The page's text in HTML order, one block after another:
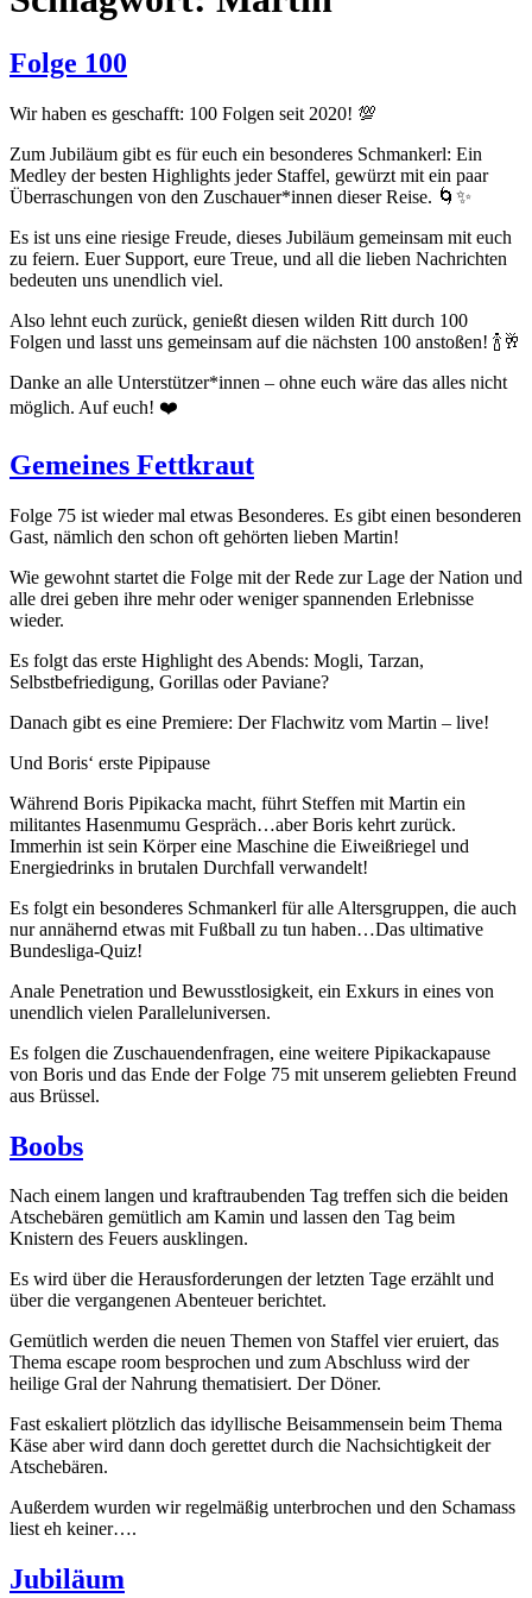
Folge 100
Wir haben es geschafft: 100 Folgen seit 2020! 💯
Zum Jubiläum gibt es für euch ein besonderes Schmankerl: Ein
Medley der besten Highlights jeder Staffel, gewürzt mit ein paar
Überraschungen von den Zuschauer*innen dieser Reise. 🌀✨
Es ist uns eine riesige Freude, dieses Jubiläum gemeinsam mit euch
zu feiern. Euer Support, eure Treue, und all die lieben Nachrichten
bedeuten uns unendlich viel.
Also lehnt euch zurück, genießt diesen wilden Ritt durch 100
Folgen und lasst uns gemeinsam auf die nächsten 100 anstoßen! 🍾🥂
Danke an alle Unterstützer*innen – ohne euch wäre das alles nicht
möglich. Auf euch! ❤️
Gemeines Fettkraut
Folge 75 ist wieder mal etwas Besonderes. Es gibt einen besonderen
Gast, nämlich den schon oft gehörten lieben Martin!
Wie gewohnt startet die Folge mit der Rede zur Lage der Nation und
alle drei geben ihre mehr oder weniger spannenden Erlebnisse
wieder.
Es folgt das erste Highlight des Abends: Mogli, Tarzan,
Selbstbefriedigung, Gorillas oder Paviane?
Danach gibt es eine Premiere: Der Flachwitz vom Martin – live!
Und Boris‘ erste Pipipause
Während Boris Pipikacka macht, führt Steffen mit Martin ein
militantes Hasenmumu Gespräch…aber Boris kehrt zurück.
Immerhin ist sein Körper eine Maschine die Eiweißriegel und
Energiedrinks in brutalen Durchfall verwandelt!
Es folgt ein besonderes Schmankerl für alle Altersgruppen, die auch
nur annähernd etwas mit Fußball zu tun haben…Das ultimative
Bundesliga-Quiz!
Anale Penetration und Bewusstlosigkeit, ein Exkurs in eines von
unendlich vielen Paralleluniversen.
Es folgen die Zuschauendenfragen, eine weitere Pipikackapause
von Boris und das Ende der Folge 75 mit unserem geliebten Freund
aus Brüssel.
Boobs
Nach einem langen und kraftraubenden Tag treffen sich die beiden
Atschebären gemütlich am Kamin und lassen den Tag beim
Knistern des Feuers ausklingen.
Es wird über die Herausforderungen der letzten Tage erzählt und
über die vergangenen Abenteuer berichtet.
Gemütlich werden die neuen Themen von Staffel vier eruiert, das
Thema escape room besprochen und zum Abschluss wird der
heilige Gral der Nahrung thematisiert. Der Döner.
Fast eskaliert plötzlich das idyllische Beisammensein beim Thema
Käse aber wird dann doch gerettet durch die Nachsichtigkeit der
Atschebären.
Außerdem wurden wir regelmäßig unterbrochen und den Schamass
liest eh keiner….
Jubiläum